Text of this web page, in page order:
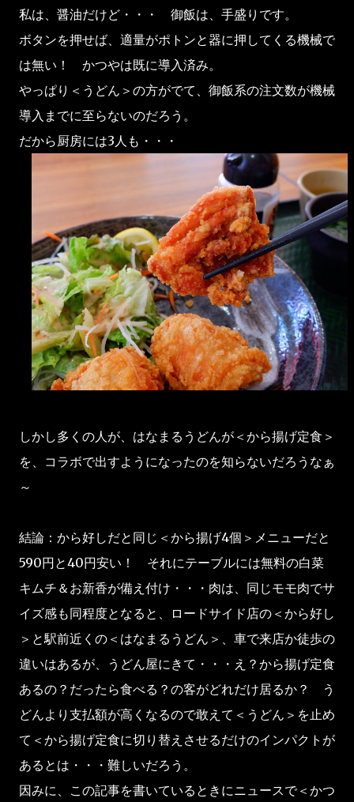
私は、醤油だけど・・・ 御飯は、手盛りです。
ボタンを押せば、適量がポトンと器に押してくる機械で
は無い！ かつやは既に導入済み。
やっぱり＜うどん＞の方がでて、御飯系の注文数が機械
導入までに至らないのだろう。
だから厨房には3人も・・・
しかし多くの人が、はなまるうどんが＜から揚げ定食＞
を、コラボで出すようになったのを知らないだろうなぁ
～
結論：から好しだと同じ＜から揚げ4個＞メニューだと
590円と40円安い！ それにテーブルには無料の白菜
キムチ＆お新香が備え付け・・・肉は、同じモモ肉でサ
イズ感も同程度となると、ロードサイド店の＜から好し
＞と駅前近くの＜はなまるうどん＞、車で来店か徒歩の
違いはあるが、うどん屋にきて・・・え？から揚げ定食
あるの？だったら食べる？の客がどれだけ居るか？ う
どんより支払額が高くなるので敢えて＜うどん＞を止め
て＜から揚げ定食に切り替えさせるだけのインパクトが
あるとは・・・難しいだろう。
因みに、この記事を書いているときにニュースで＜かつ